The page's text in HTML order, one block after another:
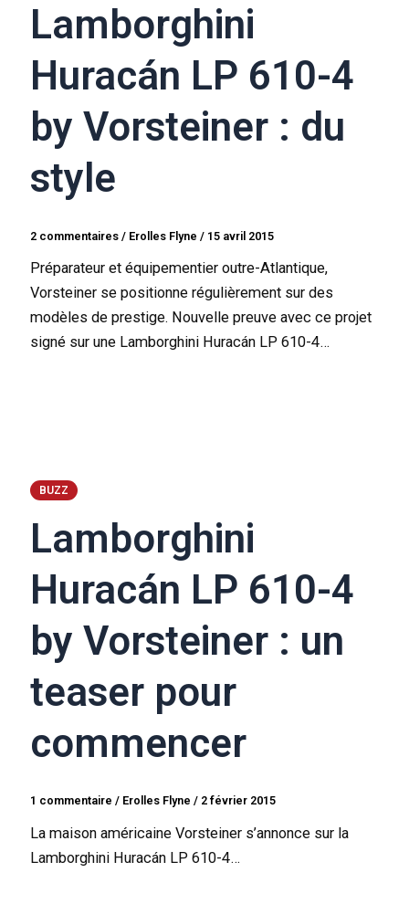
Lamborghini
Huracán LP 610-4
by Vorsteiner : du
style
2 commentaires / Erolles Flyne/ 15 avril 2015
Préparateur et équipementier outre-Atlantique,
Vorsteiner se positionne régulièrement sur des
modèles de prestige. Nouvelle preuve avec ce projet
signé sur une Lamborghini Huracán LP 610-4…
BUZZ
Lamborghini
Huracán LP 610-4
by Vorsteiner : un
teaser pour
commencer
1 commentaire / Erolles Flyne/ 2 février 2015
La maison américaine Vorsteiner s’annonce sur la
Lamborghini Huracán LP 610-4…